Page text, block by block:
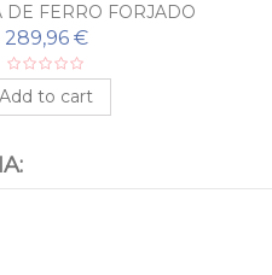
DE FERRO FORJADO
ALICANTE
289,96 €
Add to cart